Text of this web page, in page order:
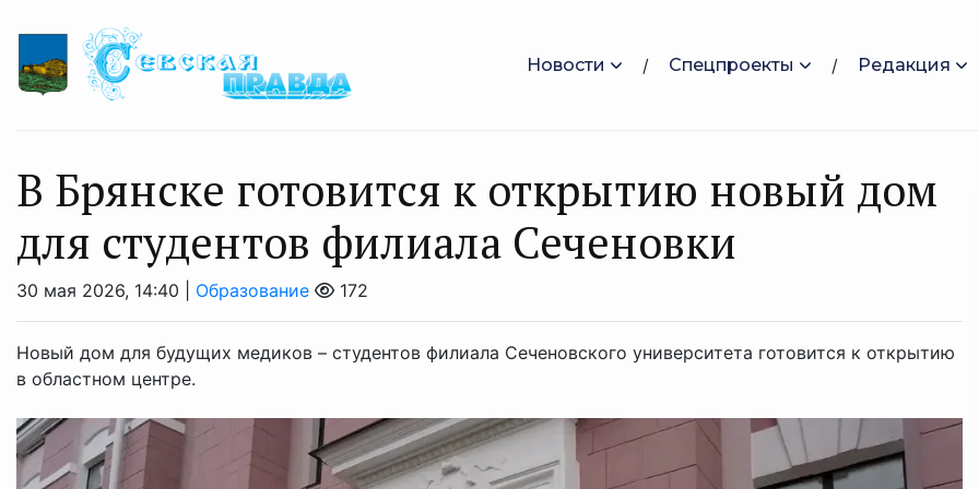
Новости Спецпроекты Редакция
В Брянске готовится к открытию новый дом
для студентов филиала Сеченовки
30 мая 2026, 14:40 | Образование 172
Новый дом для будущих медиков – студентов филиала Сеченовского университета готовится к открытию
в областном центре.